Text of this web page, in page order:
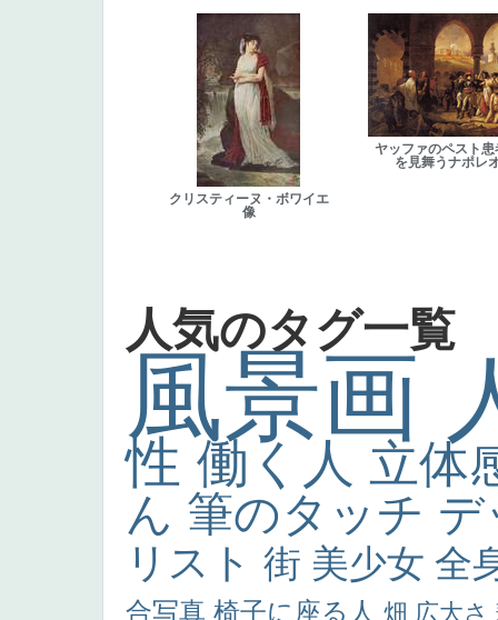
クリスティーヌ・ボワイエ
像
ヤッファのペスト患
を見舞うナポレ
人気のタグ一覧
風景画
性 働く人 立体
ん 筆のタッチ
リスト 街 美少女 全
合写真 椅子に座る人 畑 広大さ